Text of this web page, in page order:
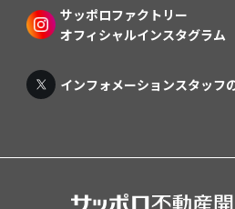
サッポロファクトリー
オフィシャルインスタグラム
インフォメーションスタッフ